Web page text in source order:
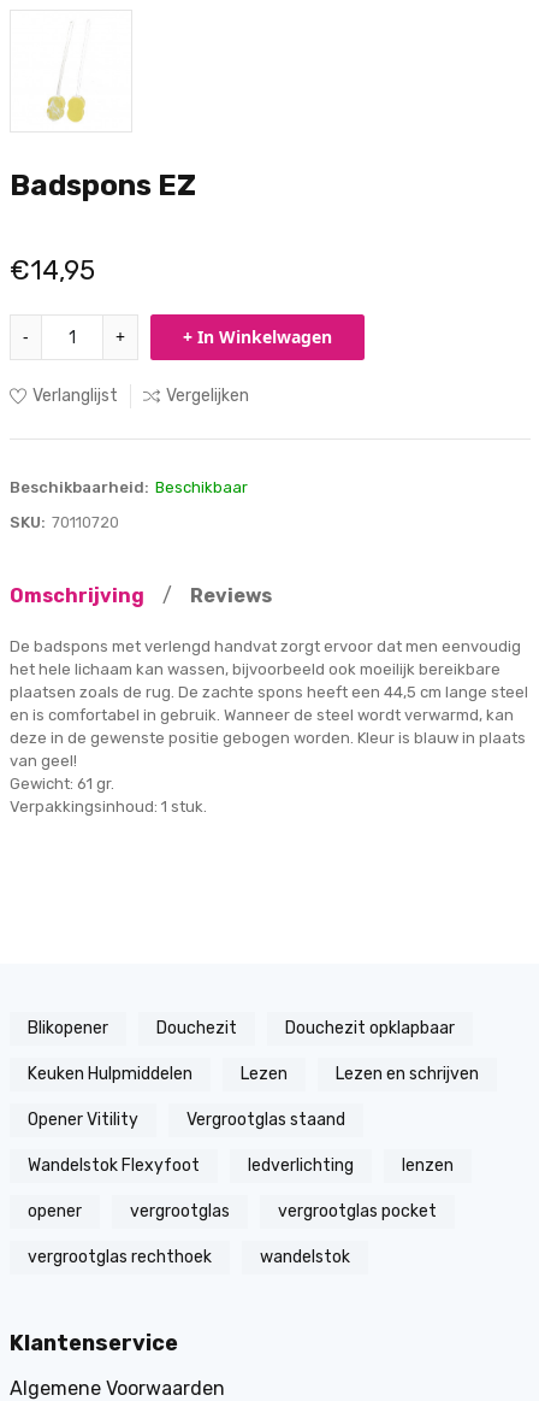
Badspons EZ
€14,95
- + + In Winkelwagen
Verlanglijst Vergelijken
Beschikbaarheid: Beschikbaar
SKU: 70110720
Omschrijving / Reviews
De badspons met verlengd handvat zorgt ervoor dat men eenvoudig
het hele lichaam kan wassen, bijvoorbeeld ook moeilijk bereikbare
plaatsen zoals de rug. De zachte spons heeft een 44,5 cm lange steel
en is comfortabel in gebruik. Wanneer de steel wordt verwarmd, kan
deze in de gewenste positie gebogen worden. Kleur is blauw in plaats
van geel!
Gewicht: 61 gr.
Verpakkingsinhoud: 1 stuk.
Blikopener Douchezit Douchezit opklapbaar
Keuken Hulpmiddelen Lezen Lezen en schrijven
Opener Vitility Vergrootglas staand
Wandelstok Flexyfoot ledverlichting lenzen
opener vergrootglas vergrootglas pocket
vergrootglas rechthoek wandelstok
Klantenservice
Algemene Voorwaarden